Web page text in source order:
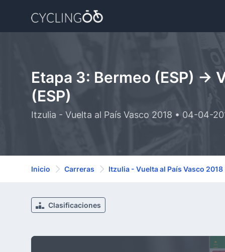
Etapa 3: Bermeo (ESP) ->
(ESP)
Itzulia - Vuelta al País Vasco 2018 • 04-04-
Inicio Carreras Itzulia - Vuelta al País Vasco 2018
Clasificaciones